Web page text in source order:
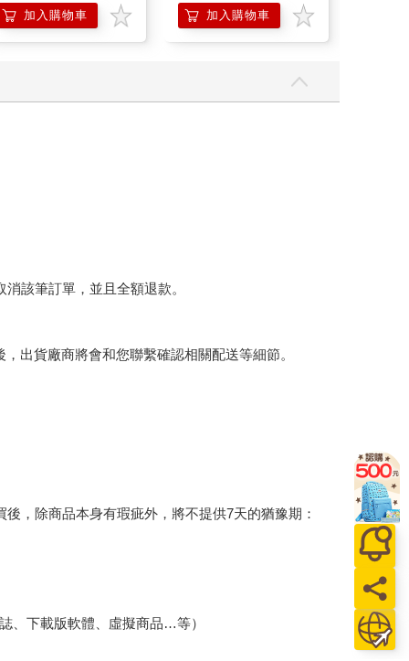
另有多瓶組優惠賣場
加入購物車 加入購物車
該筆訂單，並且全額退款。
出貨廠商將會和您聯繫確認相關配送等細節。
，除商品本身有瑕疵外，將不提供7天的猶豫期：
、下載版軟體、虛擬商品…等）